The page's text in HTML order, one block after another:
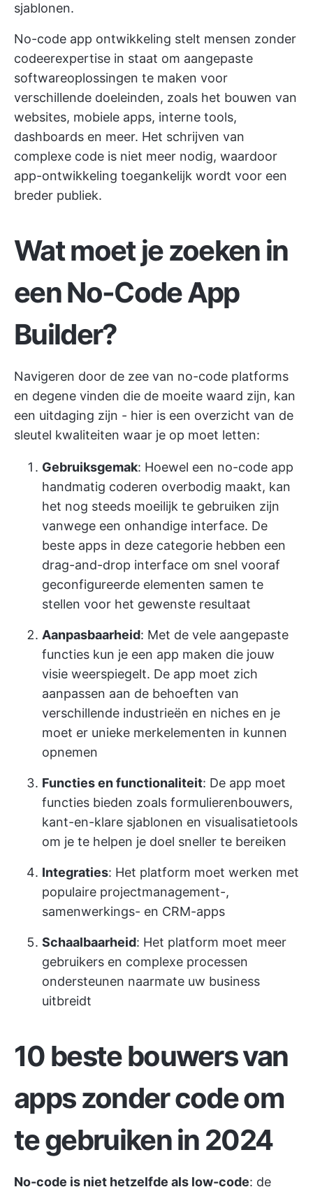
sjablonen.
No-code app ontwikkeling stelt mensen zonder
codeerexpertise in staat om aangepaste
softwareoplossingen te maken voor
verschillende doeleinden, zoals het bouwen van
websites, mobiele apps, interne tools,
dashboards en meer. Het schrijven van
complexe code is niet meer nodig, waardoor
app-ontwikkeling toegankelijk wordt voor een
breder publiek.
Wat moet je zoeken in
een No-Code App
Builder?
Navigeren door de zee van no-code platforms
en degene vinden die de moeite waard zijn, kan
een uitdaging zijn - hier is een overzicht van de
sleutel kwaliteiten waar je op moet letten:
Gebruiksgemak: Hoewel een no-code app
handmatig coderen overbodig maakt, kan
het nog steeds moeilijk te gebruiken zijn
vanwege een onhandige interface. De
beste apps in deze categorie hebben een
drag-and-drop interface om snel vooraf
geconfigureerde elementen samen te
stellen voor het gewenste resultaat
Aanpasbaarheid: Met de vele aangepaste
functies kun je een app maken die jouw
visie weerspiegelt. De app moet zich
aanpassen aan de behoeften van
verschillende industrieën en niches en je
moet er unieke merkelementen in kunnen
opnemen
Functies en functionaliteit: De app moet
functies bieden zoals formulierenbouwers,
kant-en-klare sjablonen en visualisatietools
om je te helpen je doel sneller te bereiken
Integraties: Het platform moet werken met
populaire projectmanagement-,
samenwerkings- en CRM-apps
Schaalbaarheid: Het platform moet meer
gebruikers en complexe processen
ondersteunen naarmate uw business
uitbreidt
10 beste bouwers van
apps zonder code om
te gebruiken in 2024
No-code is niet hetzelfde als low-code: de